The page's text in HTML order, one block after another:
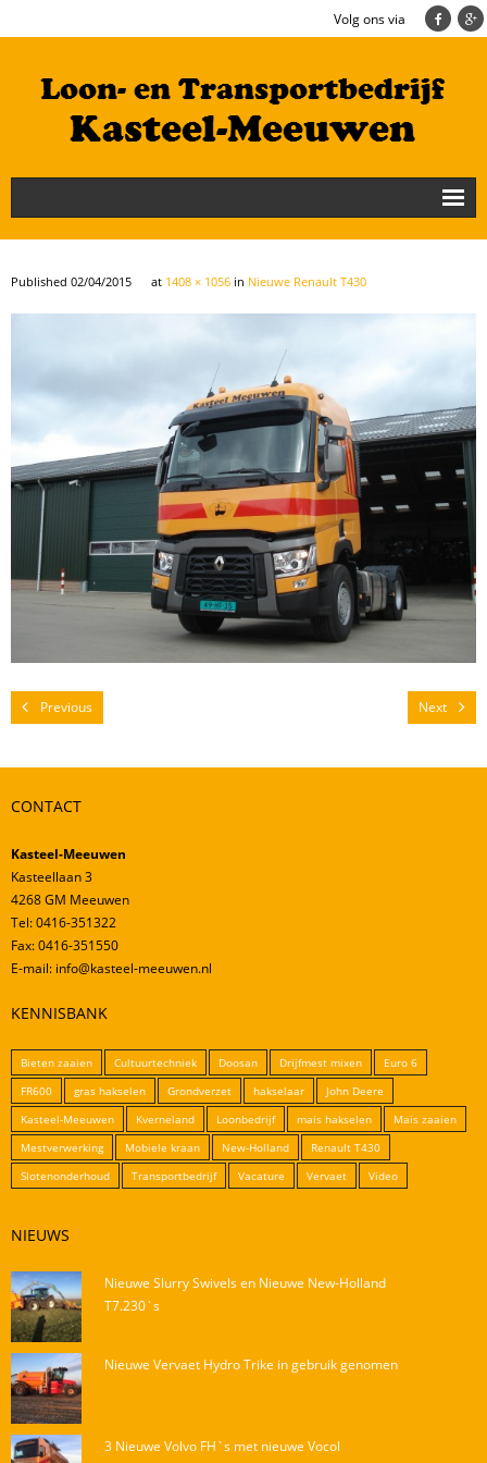
Volg ons via
Nieuws
Loonbedrijf
Mestverwerking
Video’s
Published 02/04/2015 at 1408 × 1056 in Nieuwe Renault T430
Previous Next
CONTACT
Kasteel-Meeuwen
Kasteellaan 3
4268 GM Meeuwen
Tel: 0416-351322
Fax: 0416-351550
E-mail: info@kasteel-meeuwen.nl
KENNISBANK
Bieten zaaien Cultuurtechniek Doosan Drijfmest mixen
Euro 6
FR600
gras hakselen Grondverzet hakselaar
John Deere
Kasteel-Meeuwen
Kverneland Loonbedrijf mais hakselen
Mais zaaien
Mestverwerking
Mobiele kraan New-Holland
Renault T430
Slotenonderhoud
Transportbedrijf Vacature Vervaet Video
NIEUWS
Nieuwe Slurry Swivels en Nieuwe New-Holland
T7.230`s
Nieuwe Vervaet Hydro Trike in gebruik genomen
3 Nieuwe Volvo FH`s met nieuwe Vocol